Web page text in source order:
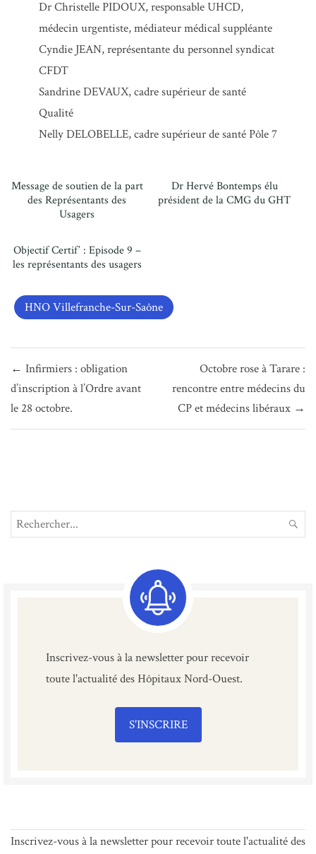
Dr Christelle PIDOUX, responsable UHCD,
médecin urgentiste, médiateur médical suppléante
Cyndie JEAN, représentante du personnel syndicat
CFDT
Sandrine DEVAUX, cadre supérieur de santé
Qualité
Nelly DELOBELLE, cadre supérieur de santé Pôle 7
Message de soutien de la part
des Représentants des
Usagers
Dr Hervé Bontemps élu
président de la CMG du GHT
Objectif Certif’ : Episode 9 –
les représentants des usagers
HNO Villefranche-Sur-Saône
de
l’article
← Infirmiers : obligation
d’inscription à l’Ordre avant
le 28 octobre.
Octobre rose à Tarare :
rencontre entre médecins du
CP et médecins libéraux →
Search
for:
Inscrivez-vous à la newsletter pour recevoir
toute l'actualité des Hôpitaux Nord-Ouest.
S'INSCRIRE
Inscrivez-vous à la newsletter pour recevoir toute l'actualité des